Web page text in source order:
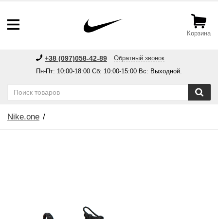
Корзина
+38 (097)058-42-89
Обратный звонок
Пн-Пт: 10:00-18:00 Сб: 10:00-15:00 Вс: Выходной.
Nike.one